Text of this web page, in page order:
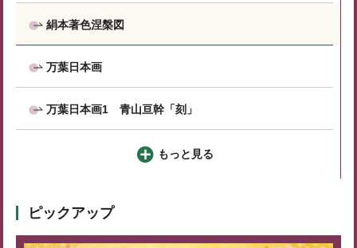
絹本著色涅槃図
万葉日本画
万葉日本画1 青山亘幹「刻」
もっと見る
ピックアップ